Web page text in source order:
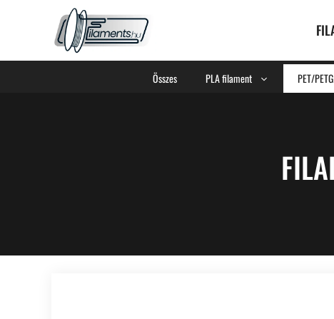
Összes PLA filament PET/